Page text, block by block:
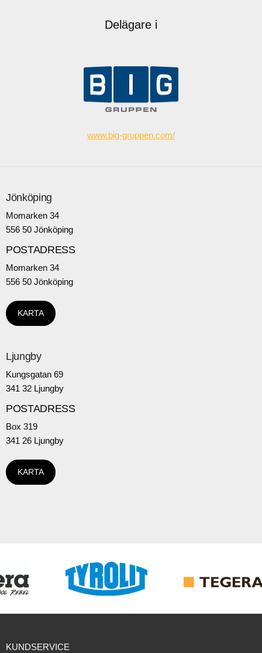
Delägare i
www.big-gruppen.com/
Jönköping
Momarken 34
556 50 Jönköping
POSTADRESS
Momarken 34
556 50 Jönköping
KARTA
Ljungby
Kungsgatan 69
341 32 Ljungby
POSTADRESS
Box 319
341 26 Ljungby
KARTA
KUNDSERVICE